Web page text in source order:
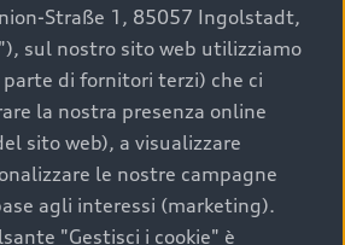
acquistare
Audi
è una decisione che coniuga
Straße 1, 85057 Ingolstadt,
sul nostro sito web utilizziamo
parte di fornitori terzi) che ci
la nostra presenza online
sito web), a visualizzare
le nostre campagne
agli interessi (marketing).
"Gestisci i cookie" è